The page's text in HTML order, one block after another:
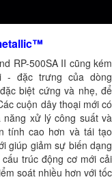
RP-500SA II cũng kém
- đặc trưng của dòng
biệt cứng và nhẹ, để
cuộn dây thoại mới có
xử lý công suất và
tính cao hơn và tái tạo
giúp giảm sự biến dạng
trúc động cơ mới cải
soát nhiều hơn với tốc